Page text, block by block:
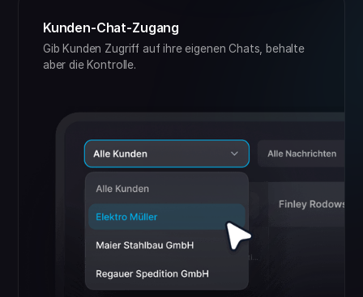
Kunden-Chat-Zugang
Gib Kunden Zugriff auf ihre eigenen Chats, behalte
aber die Kontrolle.